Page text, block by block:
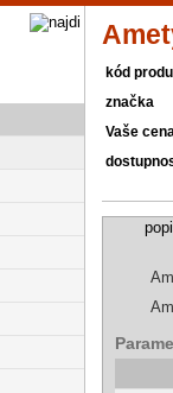
kód
značka
Vaše cena